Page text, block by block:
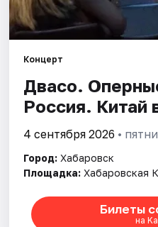
Концерт
Двасо.
Россия. Китай
4 сентября 2026 •
Город: Хабаровск
Площадка: Хабаровская
Билеты
на